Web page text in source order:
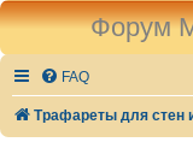
Форум
FAQ
Трафареты для стен